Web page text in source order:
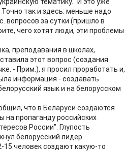
так и здесь: меньше надо
вопросов за сутки (пришло в
чего хотят люди, эти проблемы
преподавания в школах,
этот вопрос (создания
- Прим.), я просил проработать и,
информация - создавать
язык и на белорусском
что в Беларуси создаются
пропаганду российских
России". Глупость
белорусский лидер.
15 человек создают какую-то